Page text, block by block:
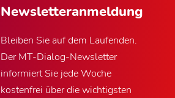
Newsletter­anmeldung
Bleiben Sie auf dem Laufenden.
Der MT-Dialog-Newsletter
informiert Sie jede Woche
kostenfrei über die wichtigsten